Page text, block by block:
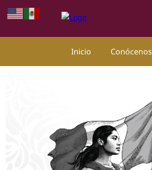
Inicio Conócenos